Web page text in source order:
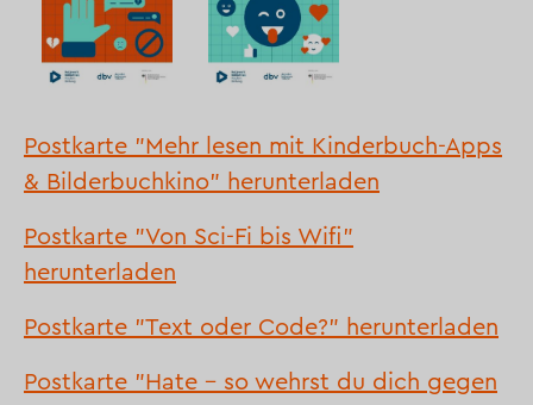
Postkarte "Mehr lesen mit Kinderbuch-Apps
& Bilderbuchkino" herunterladen
Postkarte "Von Sci-Fi bis Wifi"
herunterladen
Postkarte "Text oder Code?" herunterladen
Postkarte "Hate - so wehrst du dich gegen